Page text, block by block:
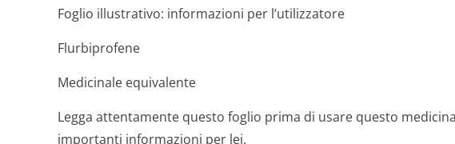
Foglio illustrativo: informazioni per l’utilizzatore
Flurbiprofene
Medicinale equivalente
Legga attentamente questo foglio prima di usare questo
importanti informazioni per lei.